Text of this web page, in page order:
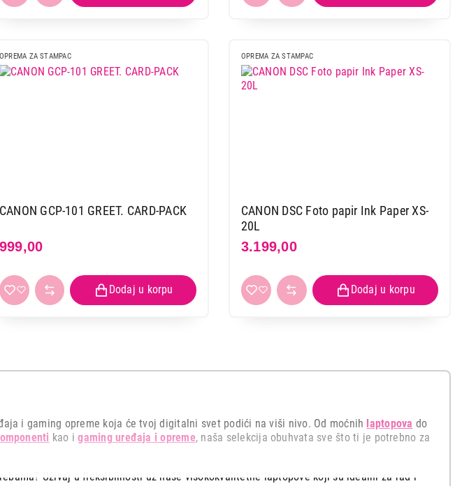
OPREMA ZA STAMPAC
CANON GCP-101 GREET. CARD-PACK
999,00
OPREMA ZA STAMPAC
CANON DSC Foto papir Ink Paper XS-
20L
3.199,00
i gaming opreme koja će tvoj digitalni svet podići na viši nivo. Od moćnih laptopova do
kao igaming uređaja i opreme, naša selekcija obuhvata sve što ti je potrebno za
Uživaj u fleksibilnosti uz naše visokokvalitetne laptopove koji su idealni za rad i